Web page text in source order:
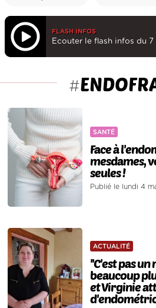
FLASH INFOS
Ecouter le flash infos du 7
#
SANTÉ
Face à
mesdames,
seules !
Publié le lundi 4
ACTUALITÉ
''C'est pas
beaucoup
et Virginie